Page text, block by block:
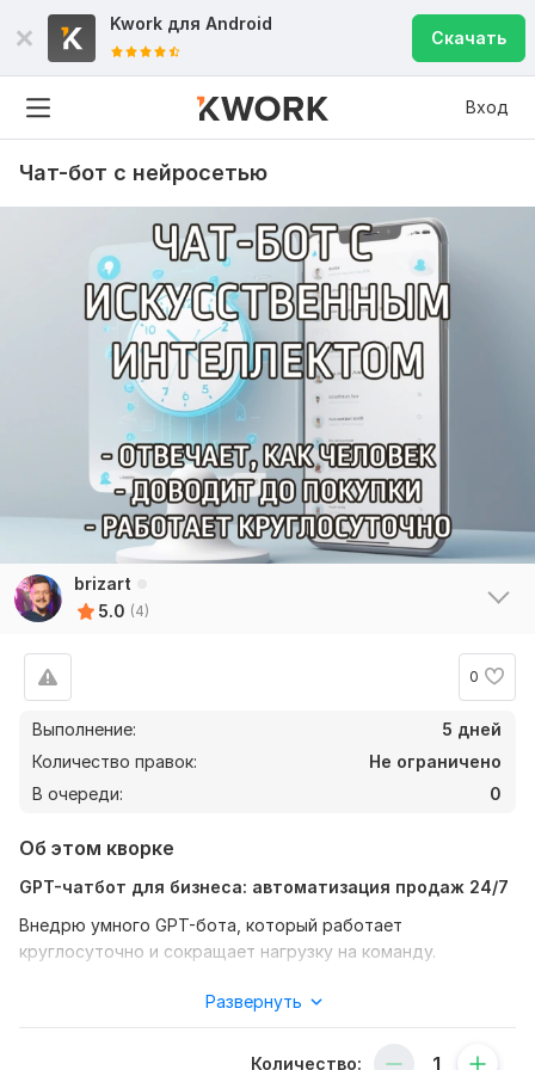
Kwork для Android
Скачать
Вход
Чат-бот с нейросетью
brizart
5.0 (4)
0
Выполнение:
5 дней
Количество правок:
Не ограничено
В очереди:
0
Об этом кворке
GPT-чатбот для бизнеса: автоматизация продаж 24/7
Внедрю умного GPT-бота, который работает
круглосуточно и сокращает нагрузку на команду.
обрабатывает запросы мгновенно, даже ночью.
Развернуть
Количество: